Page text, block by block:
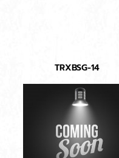
TRXBSG-14